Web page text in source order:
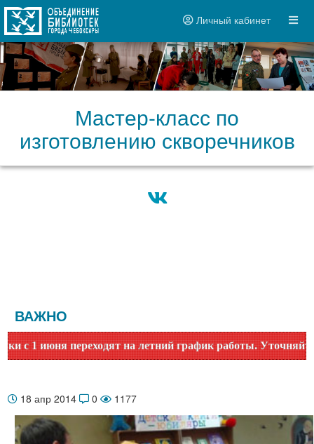
Личный кабинет
Мастер-класс по
изготовлению скворечников
ВАЖНО
переходят на летний график работы. Уточняйте
18 апр 2014 0 1177